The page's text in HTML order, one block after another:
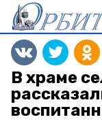
В храме